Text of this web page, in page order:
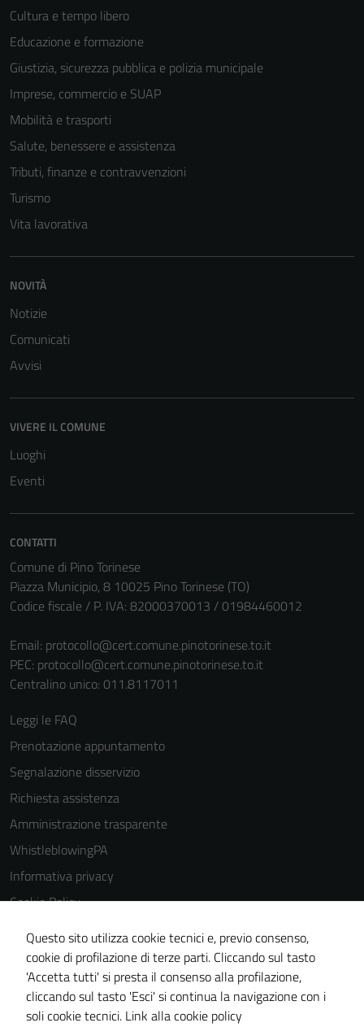
Cultura e tempo libero
Educazione e formazione
Giustizia, sicurezza pubblica e polizia municipale
Imprese, commercio e SUAP
Mobilità e trasporti
Salute, benessere e assistenza
Tributi, finanze e contravvenzioni
Turismo
Vita lavorativa
NOVITÀ
Notizie
Comunicati
Avvisi
VIVERE IL COMUNE
Luoghi
Eventi
CONTATTI
Comune di Pino Torinese
Piazza Municipio, 8 10025 Pino Torinese (TO)
Codice fiscale / P. IVA: 82000370013 / 01984460012
Email: protocollo@cert.comune.pinotorinese.to.it
PEC: protocollo@cert.comune.pinotorinese.to.it
Centralino unico: 011.8117011
Leggi le FAQ
Prenotazione appuntamento
Segnalazione disservizio
Richiesta assistenza
Amministrazione trasparente
WhistleblowingPA
Informativa privacy
Cookie Policy
Note legali
Dichiarazione di accessibilità
Piano di miglioramento del sito
Certificazione sistema gestione qualità
Questo sito utilizza cookie tecnici e, previo consenso,
cookie di profilazione di terze parti. Cliccando sul tasto
'Accetta tutti' si presta il consenso alla profilazione,
cliccando sul tasto 'Esci' si continua la navigazione con i
soli cookie tecnici. Link alla cookie policy
sono necessari
Questi cookie